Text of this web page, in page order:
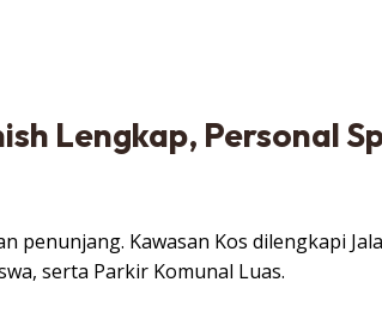
Lengkap, Personal
Kawasan Kos dilengkapi
serta Parkir Komunal Luas.